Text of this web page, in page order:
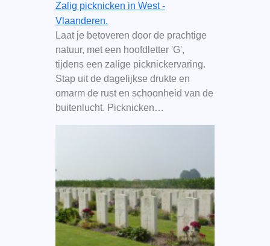
Zalig picknicken in West -
Vlaanderen.
Laat je betoveren door de prachtige
natuur, met een hoofdletter 'G',
tijdens een zalige picknickervaring.
Stap uit de dagelijkse drukte en
omarm de rust en schoonheid van de
buitenlucht. Picknicken…